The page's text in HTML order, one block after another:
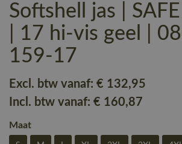
Softshell jas |
| 17 hi-vis geel |
159-17
Excl. btw vanaf: € 132,95
Incl. btw vanaf: € 160,87
Maat